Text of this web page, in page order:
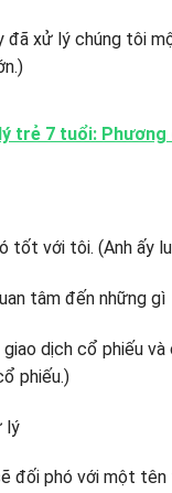
đã xử lý chúng tôi
trẻ 7 tuổi:
tốt với tôi. (Anh ấy
tâm đến những gì
dịch cổ phiếu
phiếu.)
lý
đối phó với một